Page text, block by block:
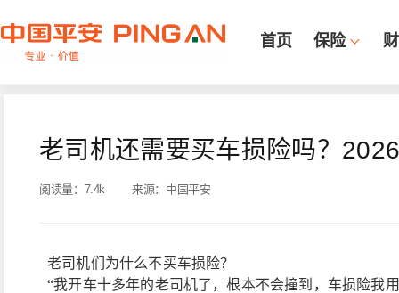
首页 保险
老司机还需要买车损险吗？
阅读量： 7.4k 来源： 中国平安
老司机们为什么不买车损险？
“我开车十多年的老司机了，根本不会撞到，车损险我